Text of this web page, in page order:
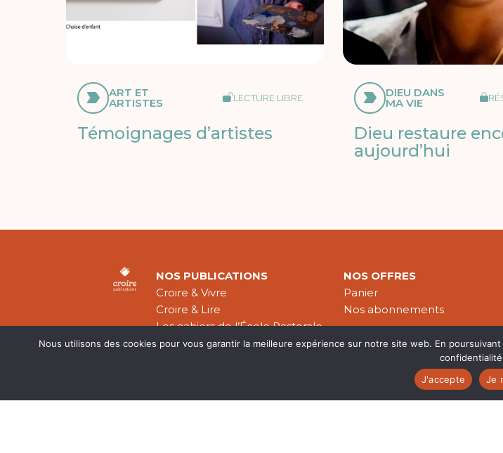
ART ET
ARTISTES LECTURE LIBRE
Témoignages d’artistes
DIEU DANS
MA VIE
Dieu restaure
aujourd’hui
NOS PUBLICATIONS
Croire & Vivre
Croire & Lire
Les cahiers de l’École Pastorale
Théologie Évangélique
NOS OFFRES
Panier
Nos abonnements
Nous utilisons des cookies pour vous garantir la meilleure expérience sur notre site web. En
J'accepte
Je